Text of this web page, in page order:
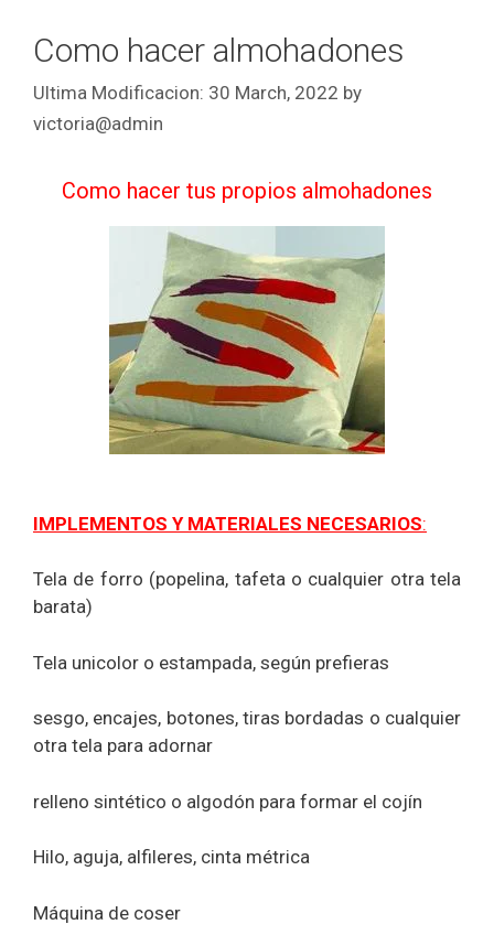
Como hacer almohadones
30 March, 2022 by
victoria@admin
Como hacer tus propios almohadones
IMPLEMENTOS Y MATERIALES NECESARIOS:
Tela de forro (popelina, tafeta o cualquier otra tela
barata)
Tela unicolor o estampada, según prefieras
sesgo, encajes, botones, tiras bordadas o cualquier
otra tela para adornar
relleno sintético o algodón para formar el cojín
Hilo, aguja, alfileres, cinta métrica
Máquina de coser